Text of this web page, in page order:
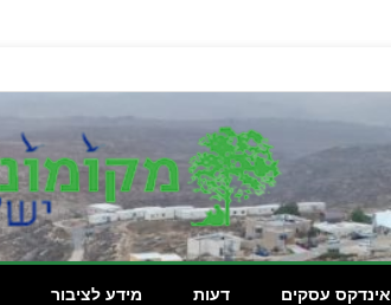
מידע לציבור דעות אינדקס עסקים